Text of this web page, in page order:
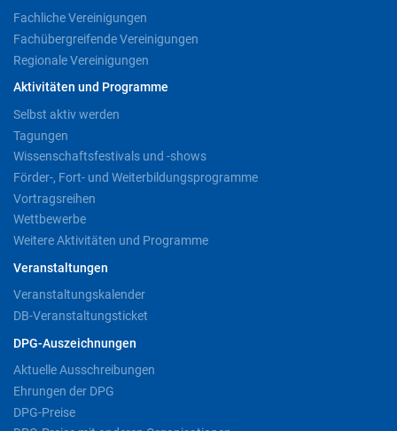
Fachliche Vereinigungen
Fachübergreifende Vereinigungen
Regionale Vereinigungen
Aktivitäten und Programme
Selbst aktiv werden
Tagungen
Wissenschaftsfestivals und -shows
Förder-, Fort- und Weiterbildungsprogramme
Vortragsreihen
Wettbewerbe
Weitere Aktivitäten und Programme
Veranstaltungen
Veranstaltungskalender
DB-Veranstaltungsticket
DPG-Auszeichnungen
Aktuelle Ausschreibungen
Ehrungen der DPG
DPG-Preise